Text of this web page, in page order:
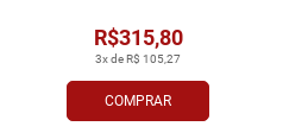
COMPRAR
3x de R$ 105,27
R$315,80